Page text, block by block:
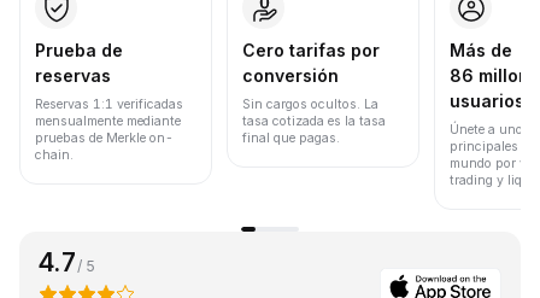
Prueba de
reservas
Reservas 1:1 verificadas
mensualmente mediante
pruebas de Merkle on-
chain.
Cero tarifas por
conversión
Sin cargos ocultos. La
tasa cotizada es la tasa
final que pagas.
Más de
86
usuarios
Únete a uno
principales
mundo por
trading y
4.7/ 5